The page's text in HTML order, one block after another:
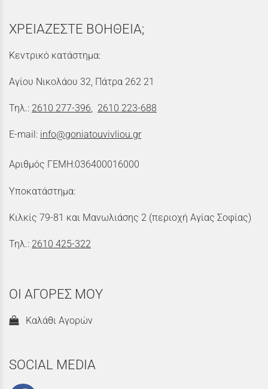
ΧΡΕΙΑΖΕΣΤΕ ΒΟΗΘΕΙΑ;
Κεντρικό κατάστημα:
Αγίου Νικολάου 32, Πάτρα 262 21
Τηλ.: 2610 277-396, 2610 223-688
E-mail: info@goniatouvivliou.gr
Αριθμός ΓΕΜΗ:036400016000
Υποκατάστημα:
Κιλκίς 79-81 και Μανωλιάσης 2 (περιοχή Αγίας Σοφίας)
Τηλ.: 2610 425-322
ΟΙ ΑΓΟΡΕΣ ΜΟΥ
Καλάθι Αγορών
SOCIAL MEDIA